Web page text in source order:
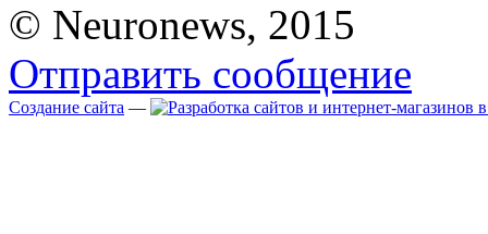
© Neuronews, 2015
Отправить сообщение
Создание сайта —